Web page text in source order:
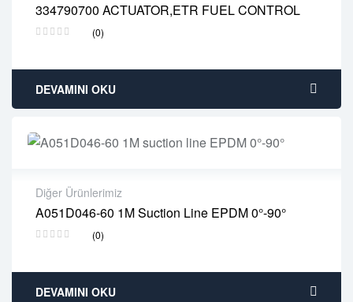
334790700 ACTUATOR,ETR FUEL CONTROL
(0)
2 years warranty
Delivery time: 1-2 business days
DEVAMINI OKU
Diğer Ürünlerimiz
A051D046-60 1M Suction Line EPDM 0°-90°
(0)
2 years warranty
Delivery time: 1-2 business days
DEVAMINI OKU